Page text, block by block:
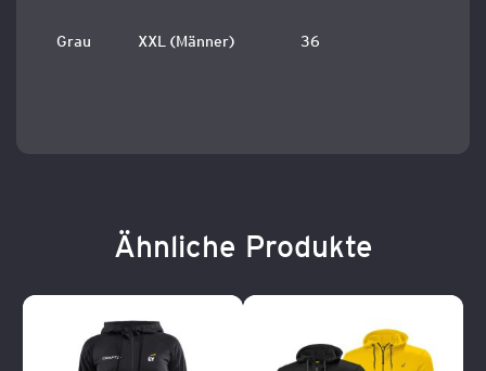
Grau XXL (Männer) 36
Ähnliche Produkte